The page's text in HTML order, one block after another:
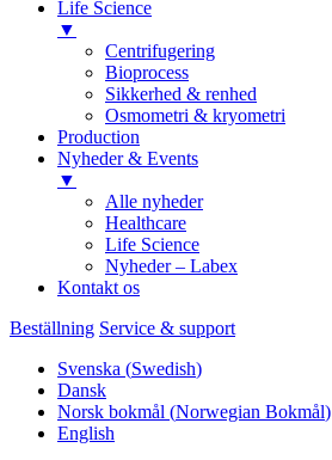
Life Science
▼
Centrifugering
Bioprocess
Sikkerhed & renhed
Osmometri & kryometri
Production
Nyheder & Events
▼
Alle nyheder
Healthcare
Life Science
Nyheder – Labex
Kontakt os
Beställning Service & support
Svenska (Swedish)
Dansk
Norsk bokmål (Norwegian Bokmål)
English